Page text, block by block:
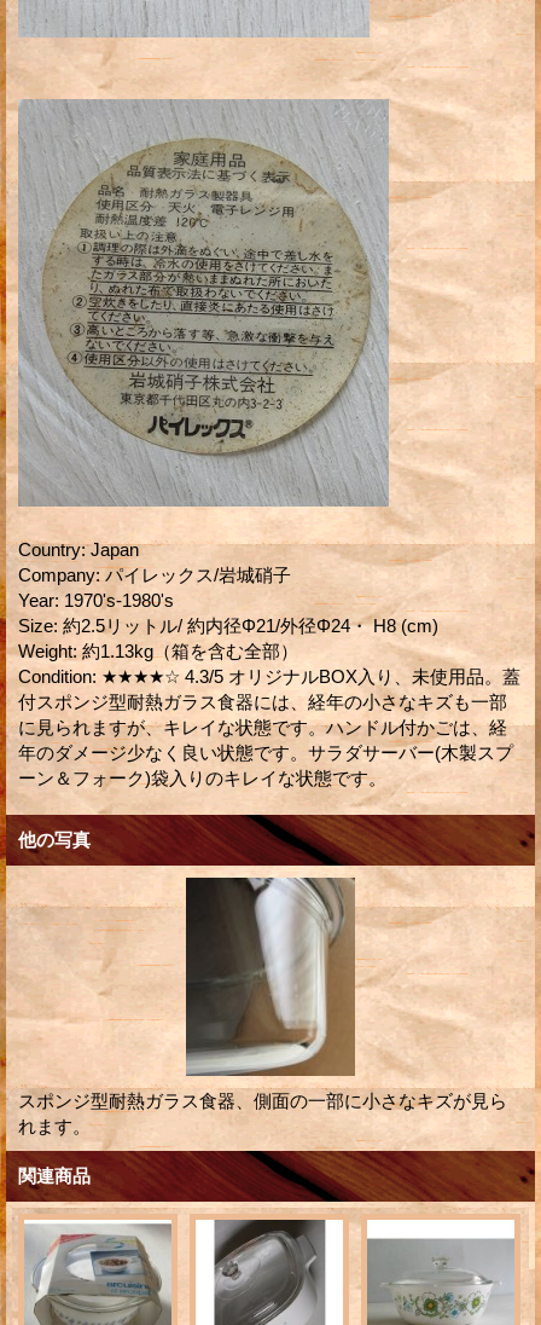
Country: Japan
Company: パイレックス/岩城硝子
Year: 1970's-1980's
Size: 約2.5リットル/ 約内径Φ21/外径Φ24・ H8 (cm)
Weight: 約1.13kg（箱を含む全部）
Condition: ★★★★☆ 4.3/5 オリジナルBOX入り、未使用品。蓋
付スポンジ型耐熱ガラス食器には、経年の小さなキズも一部
に見られますが、キレイな状態です。ハンドル付かごは、経
年のダメージ少なく良い状態です。サラダサーバー(木製スプ
ーン＆フォーク)袋入りのキレイな状態です。
他の写真
スポンジ型耐熱ガラス食器、側面の一部に小さなキズが見ら
れます。
関連商品